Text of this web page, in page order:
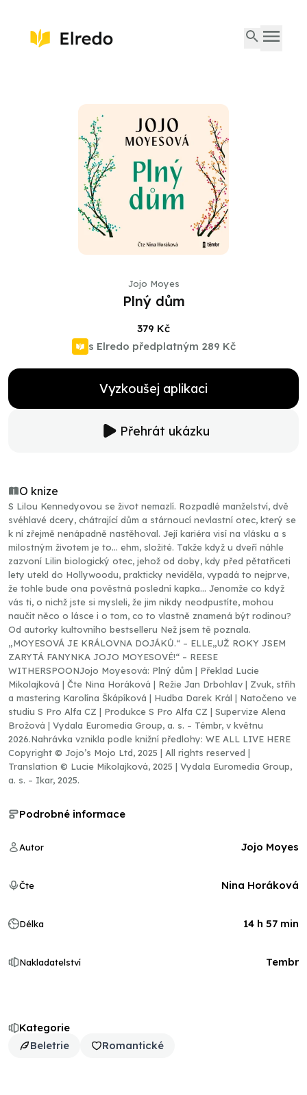
Jojo Moyes
Plný dům
379 Kč
s Elredo předplatným 289 Kč
Vyzkoušej aplikaci
Přehrát ukázku
O knize
S Lilou Kennedyovou se život nemazlí. Rozpadlé manželství, dvě
svéhlavé dcery, chátrající dům a stárnoucí nevlastní otec, který se
k ní zřejmě nenápadně nastěhoval. Její kariéra visí na vlásku a s
milostným životem je to… ehm, složité. Takže když u dveří náhle
zazvoní Lilin biologický otec, jehož od doby, kdy před pětatřiceti
lety utekl do Hollywoodu, prakticky neviděla, vypadá to nejprve,
že tohle bude ona pověstná poslední kapka… Jenomže co když
vás ti, o nichž jste si mysleli, že jim nikdy neodpustíte, mohou
naučit něco o lásce i o tom, co to vlastně znamená být rodinou?
Od autorky kultovního bestselleru Než jsem tě poznala.
„MOYESOVÁ JE KRÁLOVNA DOJÁKŮ.“ – ELLE„UŽ ROKY JSEM
ZARYTÁ FANYNKA JOJO MOYESOVÉ!“ – REESE
WITHERSPOONJojo Moyesová: Plný dům | Překlad Lucie
Mikolajková | Čte Nina Horáková | Režie Jan Drbohlav | Zvuk, střih
a mastering Karolína Škápíková | Hudba Darek Král | Natočeno ve
studiu S Pro Alfa CZ | Produkce S Pro Alfa CZ | Supervize Alena
Brožová | Vydala Euromedia Group, a. s. – Témbr, v květnu
2026.Nahrávka vznikla podle knižní předlohy: WE ALL LIVE HERE
Copyright © Jojo’s Mojo Ltd, 2025 | All rights reserved |
Translation © Lucie Mikolajková, 2025 | Vydala Euromedia Group,
a. s. – Ikar, 2025.
Kategorie
Beletrie
Romantické
Podrobné informace
Autor Jojo Moyes
Čte Nina Horáková
Délka 14 h 57 min
Nakladatelství Tembr